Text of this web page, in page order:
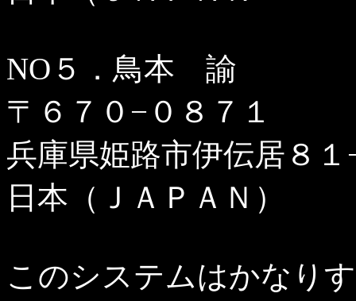
NO５．鳥本 諭
〒６７０−０８７１
兵庫県姫路市伊伝居８
日本（ＪＡＰＡＮ）
このシステムはかなり